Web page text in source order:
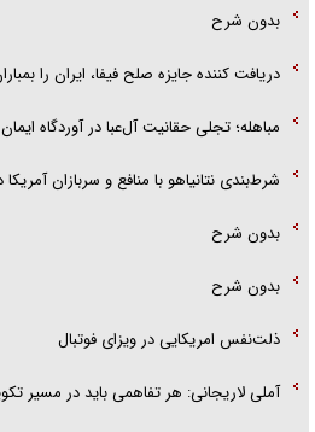
بدون شرح
دریافت کننده جایزه صلح فیفا، ایران را
مباهله؛ تجلی حقانیت آل‌عبا در آوردگاه
شرط‌بندی نتانیاهو با منافع و سربازان
بدون شرح
بدون شرح
ذلت‌نفس امریکایی در ویزای فوتبال
آملی لاریجانی: هر تفاهمی باید در مسیر